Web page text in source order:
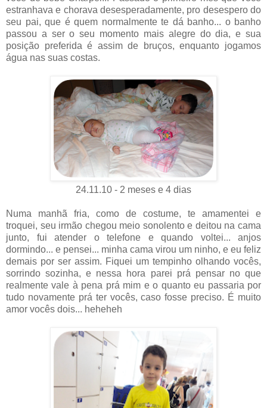
estranhava e chorava desesperadamente, pro desespero do
seu pai, que é quem normalmente te dá banho... o banho
passou a ser o seu momento mais alegre do dia, e sua
posição preferida é assim de bruços, enquanto jogamos
água nas suas costas.
24.11.10 - 2 meses e 4 dias
Numa manhã fria, como de costume, te amamentei e
troquei, seu irmão chegou meio sonolento e deitou na cama
junto, fui atender o telefone e quando voltei... anjos
dormindo... e pensei... minha cama virou um ninho, e eu feliz
demais por ser assim. Fiquei um tempinho olhando vocês,
sorrindo sozinha, e nessa hora parei prá pensar no que
realmente vale à pena prá mim e o quanto eu passaria por
tudo novamente prá ter vocês, caso fosse preciso. É muito
amor vocês dois... heheheh